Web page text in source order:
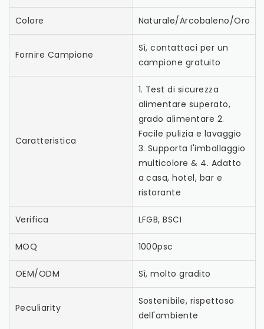
Colore Naturale/Arcobaleno/Oro/
Fornire Campione
Sì, contattaci per un
campione gratuito
Caratteristica
1. Test di sicurezza
alimentare superato,
grado alimentare 2.
Facile pulizia e lavaggio
3. Supporta l'imballaggio
multicolore & 4. Adatto
a casa, hotel, bar e
ristorante
Verifica LFGB, BSCI
MOQ 1000psc
OEM/ODM Sì, molto gradito
Peculiarity
Sostenibile, rispettoso
dell'ambiente